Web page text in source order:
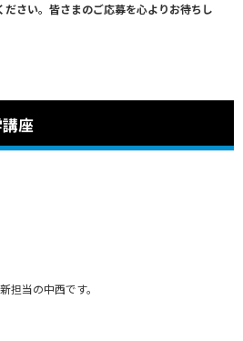
さい。皆さまのご応募を心よりお待ちし
座
担当の中西です。